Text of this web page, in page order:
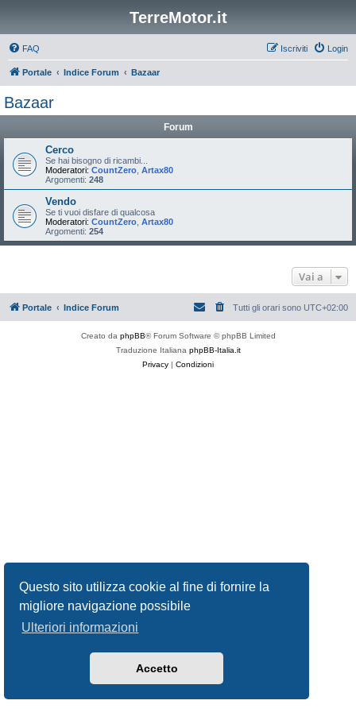
Questo sito utilizza cookie al fine di fornire la
migliore navigazione possibile
Ulteriori informazioni
Accetto
TerreMotor.it
FAQ Login
Iscriviti
Portale Indice Forum Bazaar
Bazaar
Forum
Cerco
Se hai bisogno di ricambi...
Moderatori: CountZero Artax80
Argomenti: 248
Vendo
Se ti vuoi disfare di qualcosa
Moderatori: CountZero Artax80
Argomenti: 254
Vai a
Portale Indice Forum Tutti gli orari sono UTC+02:00
Creato da phpBB® Forum Software © phpBB Limited
Traduzione Italiana phpBB-Italia.it
Privacy | Condizioni